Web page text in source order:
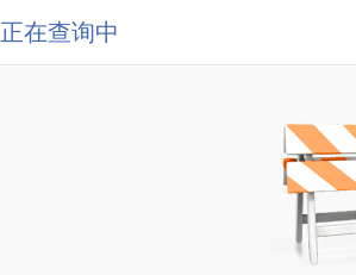
正在查询中